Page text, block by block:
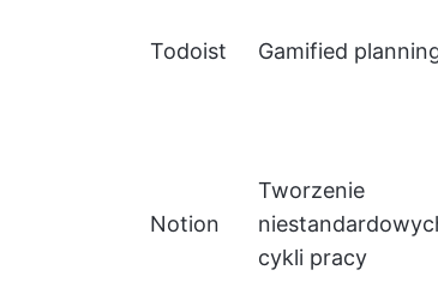
Todoist Gamified
Notion
Tworzenie
cykli pracy